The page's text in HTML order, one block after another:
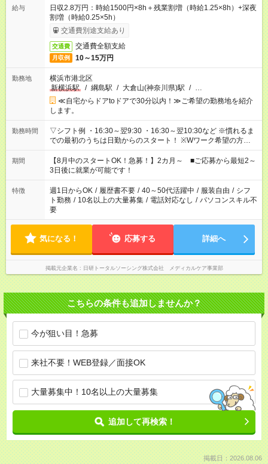
給与
日収2.8万円：時給1500円×8h＋残業割増（時給1.25×8h）+深夜
割増（時給0.25×5h）
交通費別途支給あり
交通費 交通費全額支給
月収例 10～15万円
勤務地
横浜市港北区
新横浜駅
/ 綱島駅 / 大倉山(神奈川県)駅 / …
≪自宅からドアtoドアで30分以内！≫ご希望の勤務地を紹介
します。
勤務時間
▽シフト例 ・16:30～翌9:30 ・16:30～翌10:30など ※慣れるま
での最初のうちは日勤からのスタート！ ※Wワーク希望の方へ
今ご覧のお仕事で希望する勤務時間と、もう1つのお仕事の勤務
時間。 合計で週40時間を超える場合は応募できません。
期間
【8月中のスタートOK！急募！】2カ月～ ■ご応募から最短2～
3日後に就業が可能です！
特徴 週1日からOK / 履歴書不要 / 40～50代活躍中 / 服装自由 / シフ
ト勤務 / 10名以上の大量募集 / 電話対応なし / パソコンスキル不
要
気になる！ 応募する 詳細へ
掲載元企業名 日研トータルソーシング株式会社 メディカルケア事業部
こちらの条件も追加しませんか？
今が狙い目！急募
来社不要！WEB登録／面接OK
大量募集中！10名以上の大量募集
追加して再検索！
掲載日：2026.08.06